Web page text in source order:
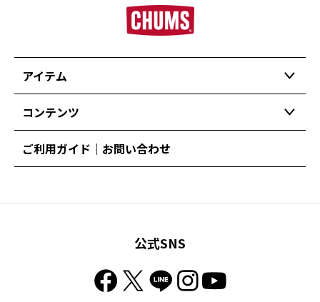
アイテム
コンテンツ
ご利用ガイド｜お問い合わせ
公式SNS